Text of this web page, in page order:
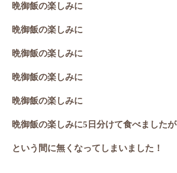
晩御飯の楽しみに
晩御飯の楽しみに
晩御飯の楽しみに
晩御飯の楽しみに
晩御飯の楽しみに
晩御飯の楽しみに5 日分けて食べました
という間に無くなってしまいました！